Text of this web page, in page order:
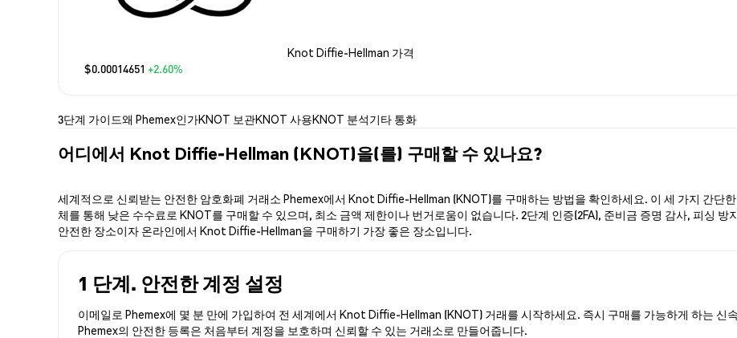
Knot Diffie-Hellman 가격
$0.00014651 +2.60%
3단계 가이드왜 Phemex인가KNOT 보관KNOT 사용KNOT 분석기타 통화
어디에서 Knot Diffie-Hellman (KNOT)을(를) 구매할 수 있나요?
세계적으로 신뢰받는 안전한 암호화폐 거래소 Phemex에서 Knot Diffie-Hellman (KNOT)를 구매하는 방법을 확인하세요. 이 세 가지 간단
체를 통해 낮은 수수료로 KNOT를 구매할 수 있으며, 최소 금액 제한이나 번거로움이 없습니다. 2단계 인증(2FA), 준비금 증명 감사, 피싱
안전한 장소이자 온라인에서 Knot Diffie-Hellman을 구매하기 가장 좋은 장소입니다.
1 단계. 안전한 계정 설정
이메일로 Phemex에 몇 분 만에 가입하여 전 세계에서 Knot Diffie-Hellman (KNOT) 거래를 시작하세요. 즉시 구매를 가능하게 하는 신
Phemex의 안전한 등록은 처음부터 계정을 보호하며 신뢰할 수 있는 거래소로 만들어줍니다.